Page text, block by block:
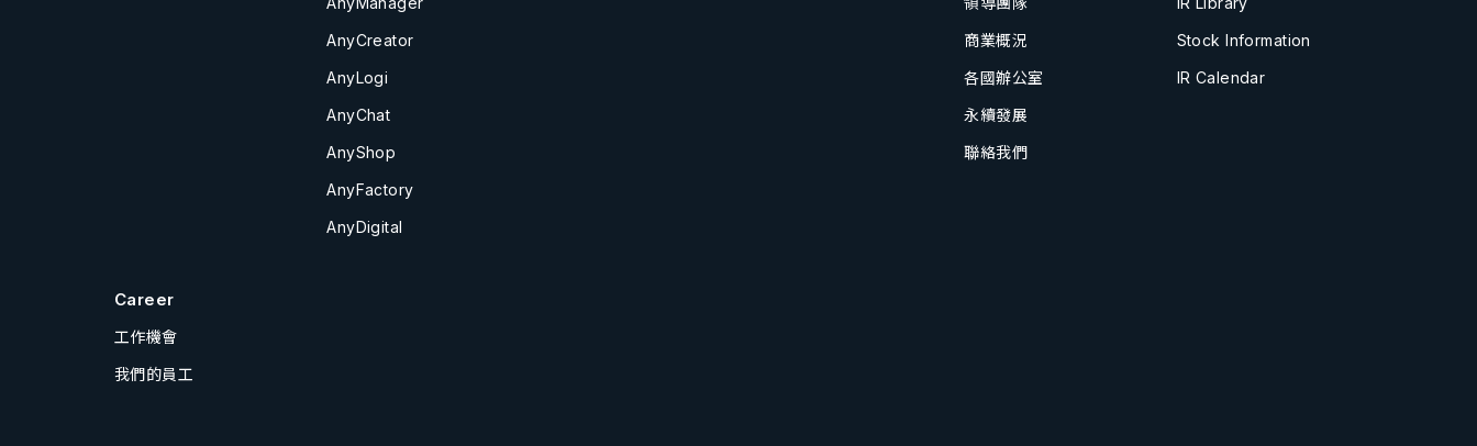
AnyCreator
AnyLogi
AnyChat
AnyShop
AnyFactory
AnyDigital
商業概況
各國辦公室
永續發展
聯絡我們
Stock Information
IR Calendar
Career
工作機會
我們的員工